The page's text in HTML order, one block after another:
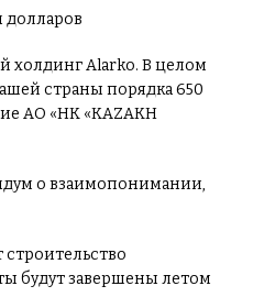
холдинг Alarko. В целом
страны порядка 650
АО «НК «KAZAKH
о взаимопонимании,
строительство
будут завершены летом